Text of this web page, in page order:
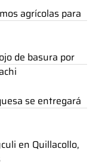
agrícolas para
de basura por
se entregará
en Quillacollo,